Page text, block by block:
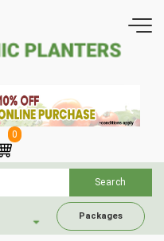
0
Packages